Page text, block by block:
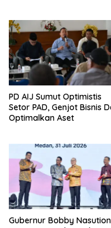
PD AIJ Sumut Optimistis
Setor PAD, Genjot Bisnis
Optimalkan Aset
Gubernur Bobby Nasution